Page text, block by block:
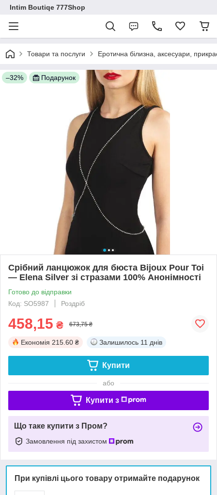
Intim Boutiqe 777Shop
Товари та послуги Еротична білизна, аксесуари,
–32% Подарунок
Срібний ланцюжок для бюста Bijoux Pour Toi
— Elena Silver зі стразами 100% Анонімності
Готово до відправки
Код: SO5987
Роздріб
458,15 ₴ 673,75 ₴
Економія 215.60 ₴ Залишилось 11 днів
Купити
або
Купити з
Що таке купити з Пром?
Замовлення під захистом
При купівлі цього товару отримайте подарунок